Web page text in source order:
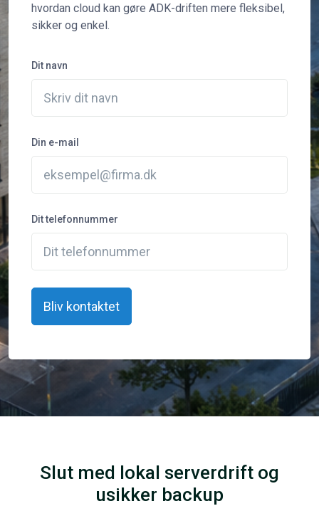
hvordan cloud kan gøre ADK-driften mere fleksibel,
sikker og enkel.
Dit navn
Din e-mail
Dit telefonnummer
Slut med lokal serverdrift og
usikker backup